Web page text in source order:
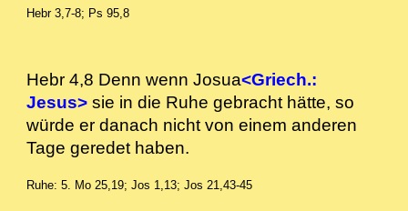
Hebr 3,7-8; Ps 95,8
Hebr 4,8 Denn wenn Josua<Griech.:
Jesus> sie in die Ruhe gebracht hätte, so
würde er danach nicht von einem anderen
Tage geredet haben.
Ruhe: 5. Mo 25,19; Jos 1,13; Jos 21,43-45